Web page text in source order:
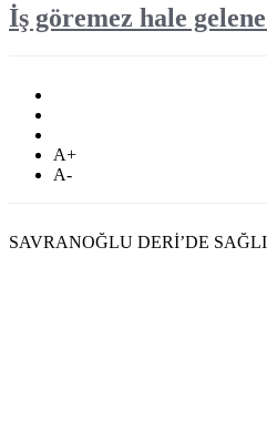
İş göremez hale
A+
A-
SAVRANOĞLU DERİ’DE